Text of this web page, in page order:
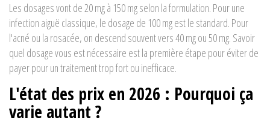
Les dosages vont de 20 mg à 150 mg selon la formulation. Pour une
infection aiguë classique, le dosage de 100 mg est le standard. Pour
l'acné ou la rosacée, on descend souvent vers 40 mg ou 50 mg. Savoir
quel dosage vous est nécessaire est la première étape pour éviter de
payer pour un traitement trop fort ou inefficace.
L'état des prix en 2026 : Pourquoi ça
varie autant ?